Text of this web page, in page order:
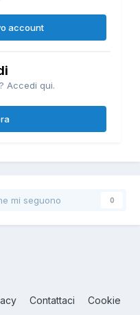
account
Accedi qui.
mi seguono 0
Contattaci Cookie